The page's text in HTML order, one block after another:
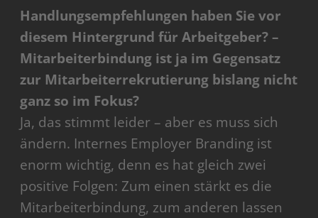
Handlungsempfehlungen haben Sie vor
diesem Hintergrund für Arbeitgeber? –
Mitarbeiterbindung ist ja im Gegensatz
zur Mitarbeiterrekrutierung bislang nicht
ganz so im Fokus?
Ja, das stimmt leider – aber es muss sich
ändern. Internes Employer Branding ist
enorm wichtig, denn es hat gleich zwei
positive Folgen: Zum einen stärkt es die
Mitarbeiterbindung, zum anderen lassen